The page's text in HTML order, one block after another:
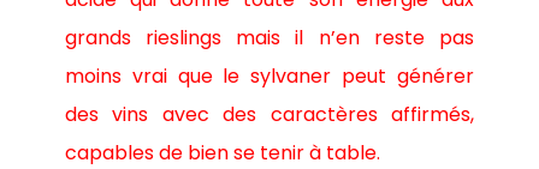
grands rieslings mais il n’en reste pas
moins vrai que le sylvaner peut générer
des vins avec des caractères affirmés,
capables de bien se tenir à table.